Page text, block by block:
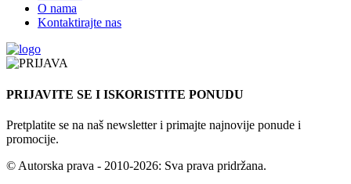
O nama
Kontaktirajte nas
PRIJAVITE SE I ISKORISTITE PONUDU
Pretplatite se na naš newsletter i primajte najnovije ponude i
promocije.
© Autorska prava - 2010-2026: Sva prava pridržana.